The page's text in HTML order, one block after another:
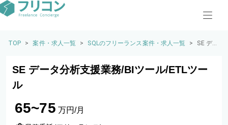
TOP > 案件・求人一覧 > SQLのフリーランス案件・求人一覧 >
SE デ
業務/BI
SE データ分析支援業務/BIツール/ETLツー
ル
65~75 万円/月